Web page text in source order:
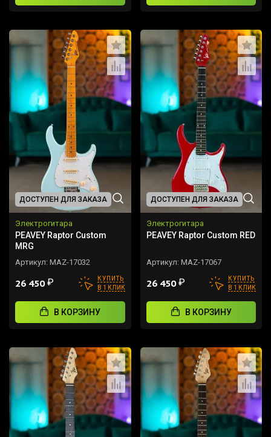
ДОСТУПЕН ДЛЯ ЗАКАЗА
Электрогитара
PEAVEY Raptor Custom
MRG
Артикул: MAZ-17032
26 450₽
КУПИТЬ
В 1 КЛИК
В КОРЗИНУ
ДОСТУПЕН ДЛЯ ЗАКАЗА
Электрогитара
PEAVEY Raptor Custom RED
Артикул: MAZ-17067
26 450₽
КУПИТЬ
В 1 КЛИК
В КОРЗИНУ